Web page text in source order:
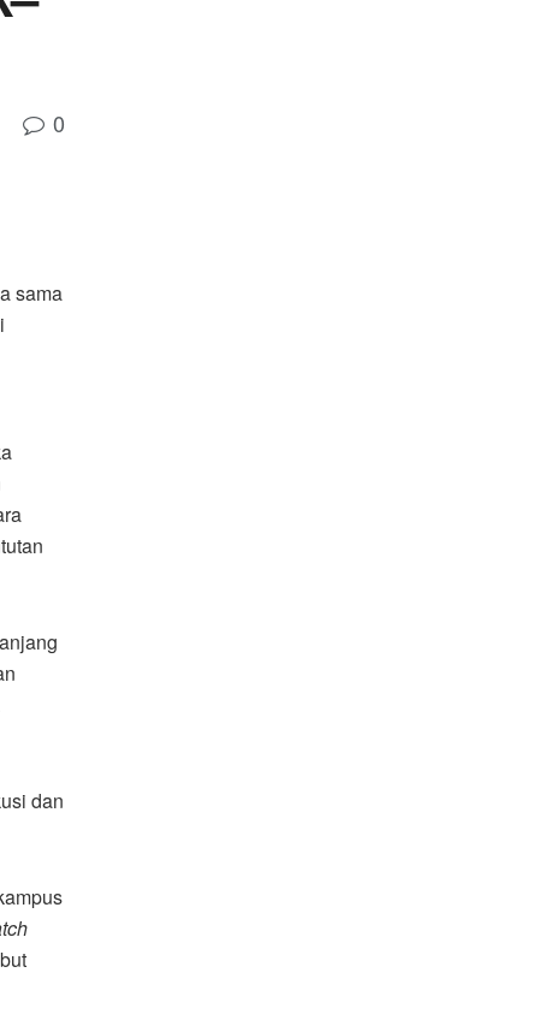
0
sama
dan